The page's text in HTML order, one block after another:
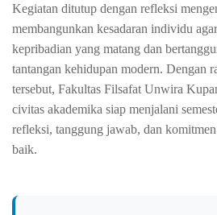
Kegiatan ditutup dengan refleksi
membangunkan kesadaran individu
kepribadian yang matang dan
tantangan kehidupan modern. Dengan
tersebut, Fakultas Filsafat Unwira
civitas akademika siap menjalani
refleksi, tanggung jawab, dan
baik.